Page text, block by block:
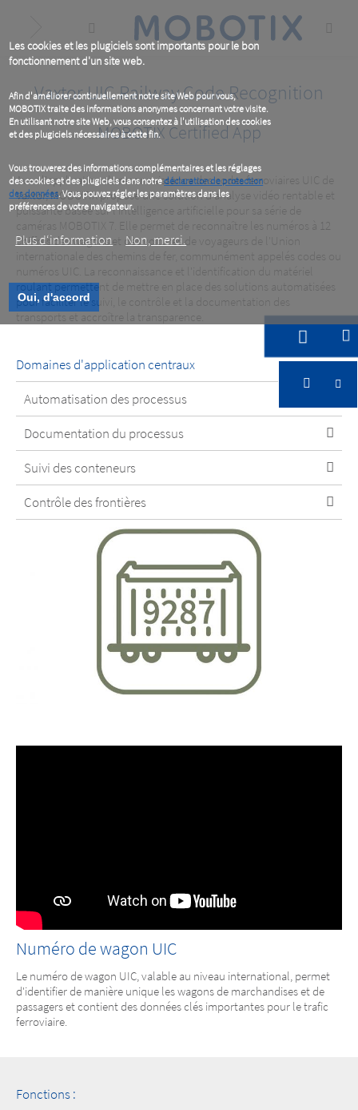
Les cookies et les plugiciels sont importants pour le bon
fonctionnement d'un site web.
Afin d'améliorer continuellement notre site Web pour vous,
MOBOTIX traite des informations anonymes concernant votre visite.
En utilisant notre site Web, vous consentez à l'utilisation des cookies
et des plugiciels nécessaires à cette fin.
Vous trouverez des informations complémentaires et les réglages
des cookies et des plugiciels dans notredéclaration de protection
des données. Vous pouvez régler les paramètres dans les
préférences de votre navigateur.
Plus d‘information Non, merci.
Oui, d'accord
content
Vaxtor UIC Railway Code Recognition
MOBOTIX Certified App
Avec l'application de reconnaissance des codes ferroviaires UIC de
Vaxtor, MOBOTIX propose une solution d'analyse vidéo rentable et
puissante basée sur l'intelligence artificielle pour sa série de
caméras MOBOTIX 7. Elle permet de reconnaître les numéros à 12
chiffres des wagons et des voitures de voyageurs de l'Union
internationale des chemins de fer, communément appelés codes ou
numéros UIC. La reconnaissance et l'identification du matériel
roulant permettent de mettre en place des solutions automatisées
pour faciliter le suivi, le contrôle et la documentation des
transports et accroître la transparence.
Domaines d'application centraux
Automatisation des processus
Documentation du processus
Suivi des conteneurs
Contrôle des frontières
Numéro de wagon UIC
Le numéro de wagon UIC, valable au niveau international, permet
d'identifier de manière unique les wagons de marchandises et de
passagers et contient des données clés importantes pour le trafic
ferroviaire.
Fonctions :